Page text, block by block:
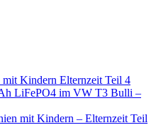
Kindern Elternzeit Teil 4
LiFePO4 im VW T3 Bulli –
mit Kindern – Elternzeit Teil